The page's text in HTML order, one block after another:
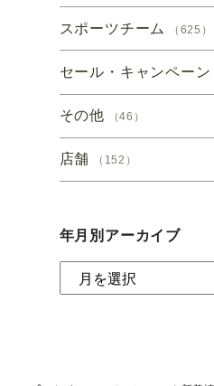
スポーツチーム （625）
セール・キャンペーン
その他 （46）
店舗 （152）
年月別アーカイブ